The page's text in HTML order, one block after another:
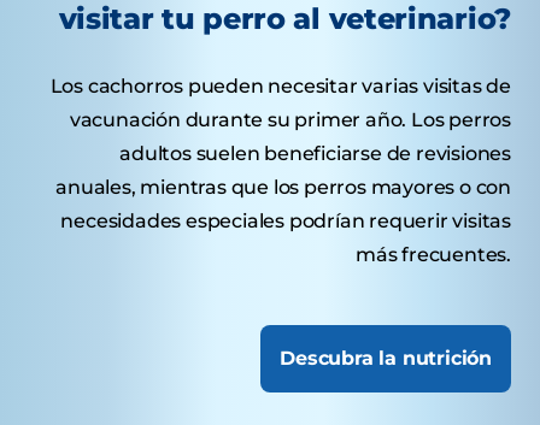
visitar tu perro al veterinario?
Los cachorros pueden necesitar varias visitas de
vacunación durante su primer año. Los perros
adultos suelen beneficiarse de revisiones
anuales, mientras que los perros mayores o con
necesidades especiales podrían requerir visitas
más frecuentes.
Descubra la nutrición